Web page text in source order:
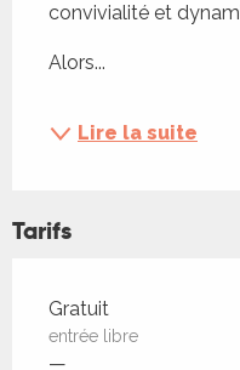
convivialité et
Alors...
Lire la suite
Tarifs
Tarifs 2026
Gratuit
entrée libre
—